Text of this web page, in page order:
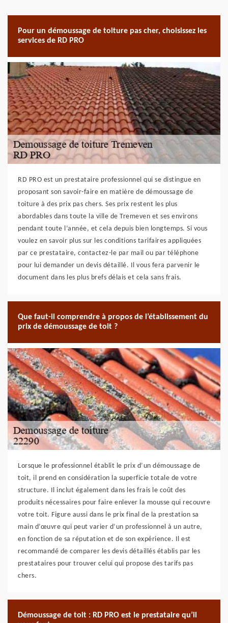
Pour un démoussage de toiture pas cher, choisissez les
services de RD PRO
RD PRO est un prestataire professionnel qui se distingue en
proposant son savoir-faire en matière de démoussage de
toiture à des prix pas chers. Ses prix restent les plus
abordables dans toute la ville de Tremeven et ses environs
pendant toute l’année, et cela depuis bien longtemps. Si vous
voulez en savoir plus sur les conditions tarifaires appliquées
par ce prestataire, contactez-le par mail ou par téléphone
pour lui demander un devis détaillé. Il vous fera parvenir le
document dans les plus brefs délais et cela sans frais.
Que faut-il comprendre à propos de l’établissement du
prix de démoussage de toit ?
Lorsque le professionnel établit le prix d’un démoussage de
toit, il prend en considération la superficie totale de votre
structure. Il inclut également dans les frais le coût des
produits nécessaires pour faire enlever la mousse qui recouvre
votre toit. Figure aussi dans le prix final de la prestation sa
main d’œuvre qui peut varier d’un professionnel à un autre,
en fonction de sa réputation et de son expérience. Il est
recommandé de comparer les devis détaillés établis par les
prestataires pour trouver celui qui propose des tarifs pas
chers.
Démoussage de toit : RD PRO est le prestataire qu’il